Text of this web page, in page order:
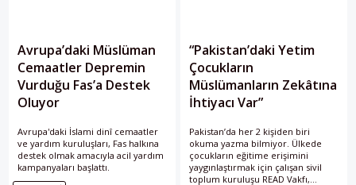
Avrupa’daki Müslüman
Cemaatler Depremin
Vurduğu Fas’a Destek
Oluyor
Avrupa'daki İslami dinî cemaatler
ve yardım kuruluşları, Fas halkına
destek olmak amacıyla acil yardım
kampanyaları başlattı.
“Pakistan’daki Yetim
Çocukların
Müslümanların Zekâtına
İhtiyacı Var”
Pakistan’da her 2 kişiden biri
okuma yazma bilmiyor. Ülkede
çocukların eğitime erişimini
yaygınlaştırmak için çalışan sivil
toplum kuruluşu READ Vakfı,